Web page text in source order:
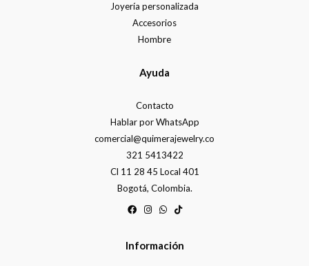
Joyería personalizada
Accesorios
Hombre
Ayuda
Contacto
Hablar por WhatsApp
comercial@quimerajewelry.co
321 5413422
Cl 11 28 45 Local 401
Bogotá, Colombia.
Información